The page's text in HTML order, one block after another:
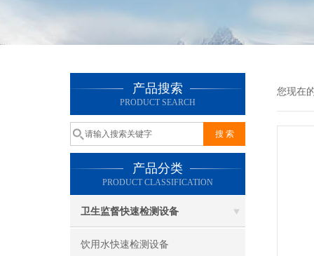
产品搜索
PRODUCT SEARCH
产品分类
PRODUCT CLASSIFICATION
卫生监督快速检测设备
饮用水快速检测设备
您现在